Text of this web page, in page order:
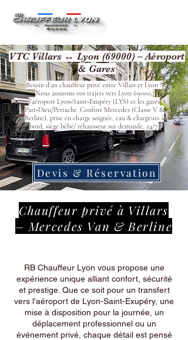
VTC Villars ↔ Lyon (69000) – Aéroport
& Gares
Besoin d’un chauffeur privé entre Villars et Lyon ?
Nous assurons vos trajets vers Lyon 69000,
l’aéroport Lyon‑Saint‑Exupéry (LYS) et les gares
Part‑Dieu/Perrache. Confort Mercedes (Classe V &
Berline), prise en charge soignée, eau & chargeurs à
bord, siège bébé/ réhausseur sur demande, 24/7.
Devis & Réservation
Chauffeur privé à Villars
– Mercedes Van & Berline
RB Chauffeur Lyon vous propose une
expérience unique alliant confort, sécurité
et prestige. Que ce soit pour un transfert
vers l’aéroport de Lyon-Saint-Exupéry, une
mise à disposition pour la journée, un
déplacement professionnel ou un
événement privé, chaque détail est pensé